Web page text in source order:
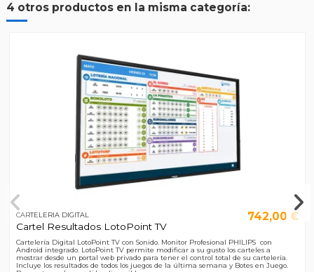
4 otros productos en la misma categoría:
CARTELERIA DIGITAL
Cartel Resultados LotoPoint TV
742,00 €
Cartelería Digital LotoPoint TV con Sonido. Monitor Profesional PHILIPS con
Android integrado. LotoPoint TV permite modificar a su gusto los carteles a
mostrar desde un portal web privado para tener el control total de su cartelería.
Incluye los resultados de todos los juegos de la última semana y Botes en Juego.